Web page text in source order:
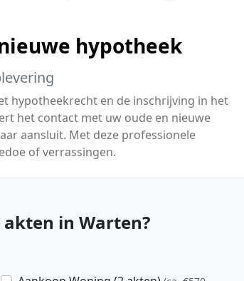
hypotheek
hypotheekrecht en de inschrijving in het
het contact met uw oude en nieuwe
aansluit. Met deze professionele
of verrassingen.
in Warten?